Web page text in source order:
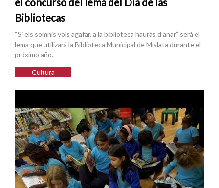
Bibliotecas
“Si els somnis vols agafar, a la biblioteca hauràs d’anar” será el
lema que utilizará la Biblioteca Municipal de Mislata durante el
próximo año.
Cultura